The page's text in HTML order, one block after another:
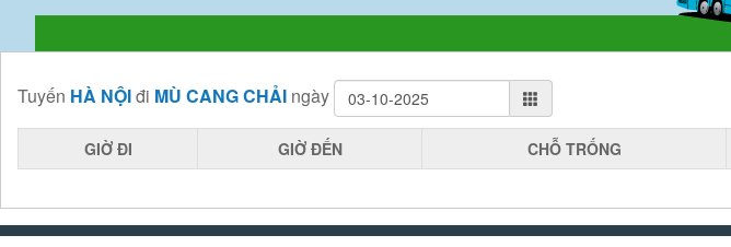
Tuyến HÀ NỘIđi MÙ CANG CHẢI ngày
GIỜ ĐI GIỜ ĐẾN CHỖ TRỐNG